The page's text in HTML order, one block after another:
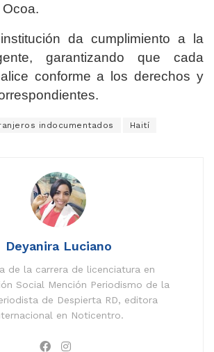
da cumplimiento a la
garantizando que cada
conforme a los derechos y
indocumentados Haití
Deyanira Luciano
de la carrera de licenciatura en
Social Mención Periodismo de la
de Despierta RD, editora
en Noticentro.